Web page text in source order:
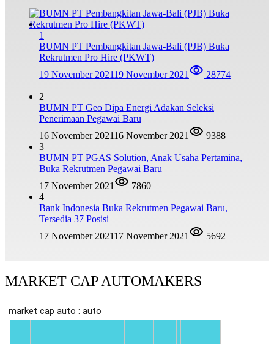
1
BUMN PT Pembangkitan Jawa-Bali (PJB) Buka
Rekrutmen Pro Hire (PKWT)
19 November 202119 November 2021 28774
2
BUMN PT Geo Dipa Energi Adakan Seleksi
Penerimaan Pegawai Baru
16 November 202116 November 2021
9388
3
BUMN PT PGAS Solution, Anak Usaha Pertamina,
Buka Rekrutmen Pegawai Baru
17 November 2021
7860
4
Bank Indonesia Buka Rekrutmen Pegawai Baru,
Tersedia 37 Posisi
17 November 202117 November 2021 5692
MARKET CAP AUTOMAKERS